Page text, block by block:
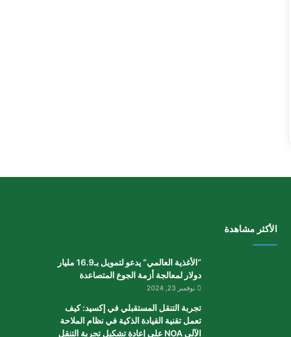
الأكثر مشاهدة
“الأغذية العالمي” يدعو لتمويل بـ16.9 مليار
دولار لمعالجة أزمة الجوع المتصاعدة
نوفمبر 23, 2024
تجربة التنقل المستقبلي في إكسيد: كيف
تعمل تقنية القيادة الذكية في نظام الملاحة
الآلي NOA على إعادة تشكيل تجربة التنقل